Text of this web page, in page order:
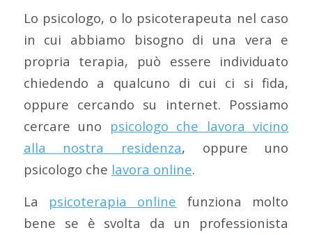
Lo psicologo, o lo psicoterapeuta nel caso
in cui abbiamo bisogno di una vera e
propria terapia, può essere individuato
chiedendo a qualcuno di cui ci si fida,
oppure cercando su internet. Possiamo
cercare uno psicologo che lavora vicino
alla nostra residenza, oppure uno
psicologo che lavora online.
La psicoterapia online funziona molto
bene se è svolta da un professionista